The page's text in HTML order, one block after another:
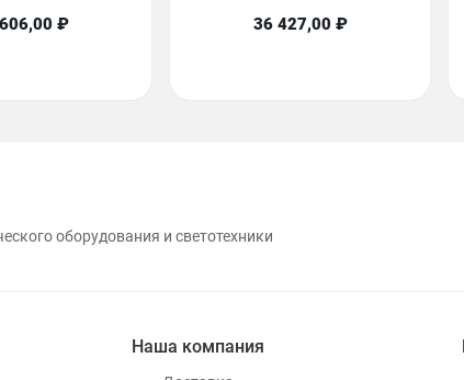
₽ 36 427,00 ₽
оборудования и светотехники
Наша компания